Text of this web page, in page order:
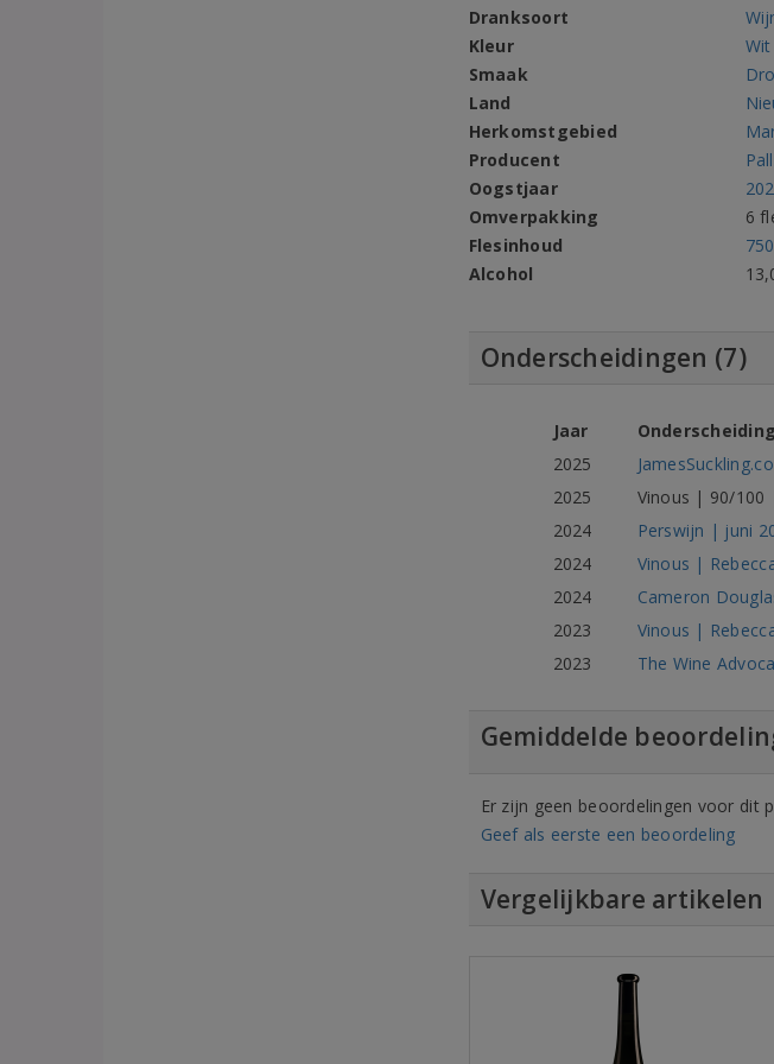
Dranksoort
Kleur
Wit
Smaak
Land
Herkomstgebied
Producent
Oogstjaar
Omverpakking
6
Flesinhoud
Alcohol
Onderscheidingen (7)
Jaar
Onderscheiding
2025
2025
Vinous | 90/100
2024
Perswijn | juni
2024
Vinous |
2024
Cameron
2023
Vinous |
2023
The Wine
Gemiddelde
Er zijn geen beoordelingen voor dit
Geef als eerste een beoordeling
Vergelijkbare artikelen